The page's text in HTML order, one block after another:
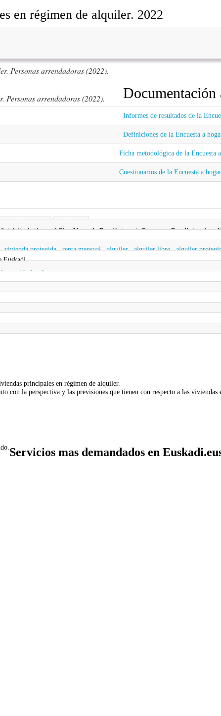
en régimen de alquiler. 2022
Personas arrendadoras (2022).
Personas arrendadoras (2022).
Personas arrendatarias (2022).
Documentación
Informes de resultados de la
Definiciones de la Encuesta a
Ficha metodológica de la
Cuestionarios de la Encuesta a
Estadístico Vivienda
(incluida en el Plan Vasco de Estadística y/o Programa Estadístico
,vivienda protegida ,renta mensual ,alquiler ,alquiler libre ,alquiler
Euskadi
legal
principales en régimen de alquiler.
con la perspectiva y las previsiones que tienen con respecto a las viviendas
Servicios mas demandados en